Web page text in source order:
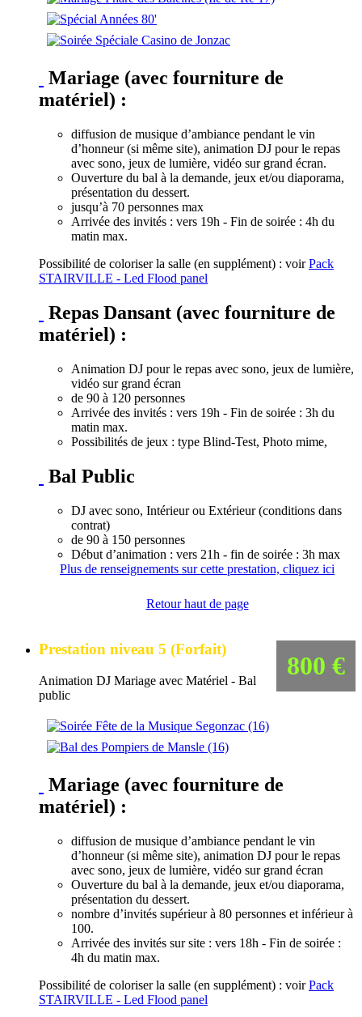
Mariage (avec fourniture de
matériel) :
diffusion de musique d’ambiance pendant le vin
d’honneur (si même site), animation DJ pour le repas
avec sono, jeux de lumière, vidéo sur grand écran.
Ouverture du bal à la demande, jeux et/ou diaporama,
présentation du dessert.
jusqu’à 70 personnes max
Arrivée des invités : vers 19h - Fin de soirée : 4h du
matin max.
Possibilité de coloriser la salle (en supplément) : voirPack
STAIRVILLE - Led Flood panel
Repas Dansant (avec fourniture de
matériel) :
Animation DJ pour le repas avec sono, jeux de lumière,
vidéo sur grand écran
de 90 à 120 personnes
Arrivée des invités : vers 19h - Fin de soirée : 3h du
matin max.
Possibilités de jeux : type Blind-Test, Photo mime,
Bal Public
DJ avec sono, Intérieur ou Extérieur (conditions dans
contrat)
de 90 à 150 personnes
Début d’animation : vers 21h - fin de soirée : 3h max
Plus de renseignements sur cette prestation, cliquez ici
Retour haut de page
800 €
Prestation niveau 5 (Forfait)
Animation DJ Mariage avec Matériel - Bal
public
Mariage (avec fourniture de
matériel) :
diffusion de musique d’ambiance pendant le vin
d’honneur (si même site), animation DJ pour le repas
avec sono, jeux de lumière, vidéo sur grand écran
Ouverture du bal à la demande, jeux et/ou diaporama,
présentation du dessert.
nombre d’invités supérieur à 80 personnes et inférieur à
100.
Arrivée des invités sur site : vers 18h - Fin de soirée :
4h du matin max.
Possibilité de coloriser la salle (en supplément) : voirPack
STAIRVILLE - Led Flood panel